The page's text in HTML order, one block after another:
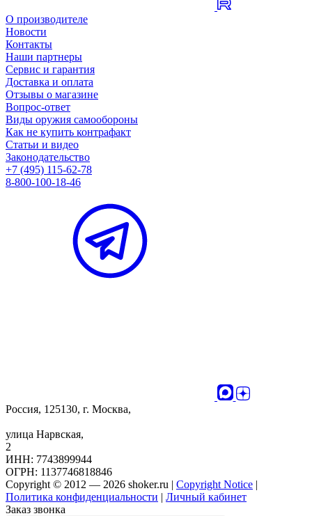
О производителе
Новости
Контакты
Наши партнеры
Сервис и гарантия
Доставка и оплата
Отзывы о магазине
Вопрос-ответ
Виды оружия самообороны
Как не купить контрафакт
Статьи и видео
Законодательство
+7 (495) 115-62-78
8-800-100-18-46
Россия, 125130, г. Москва,
улица Нарвская,
2
ИНН: 7743899944
ОГРН: 1137746818846
Copyright © 2012 — 2026 shoker.ru | Copyright Notice |
Политика конфиденциальности | Личный кабинет
Заказ звонка